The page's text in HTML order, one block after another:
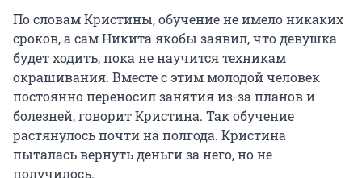
По словам Кристины, обучение не имело никаких
сроков, а сам Никита якобы заявил, что девушка
будет ходить, пока не научится техникам
окрашивания. Вместе с этим молодой человек
постоянно переносил занятия из-за планов и
болезней, говорит Кристина. Так обучение
растянулось почти на полгода. Кристина
пыталась вернуть деньги за него, но не
получилось.